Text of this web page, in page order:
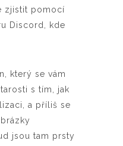
zjistit pomocí
Discord, kde
který se vám
s tím, jak
a příliš se
jsou tam prsty